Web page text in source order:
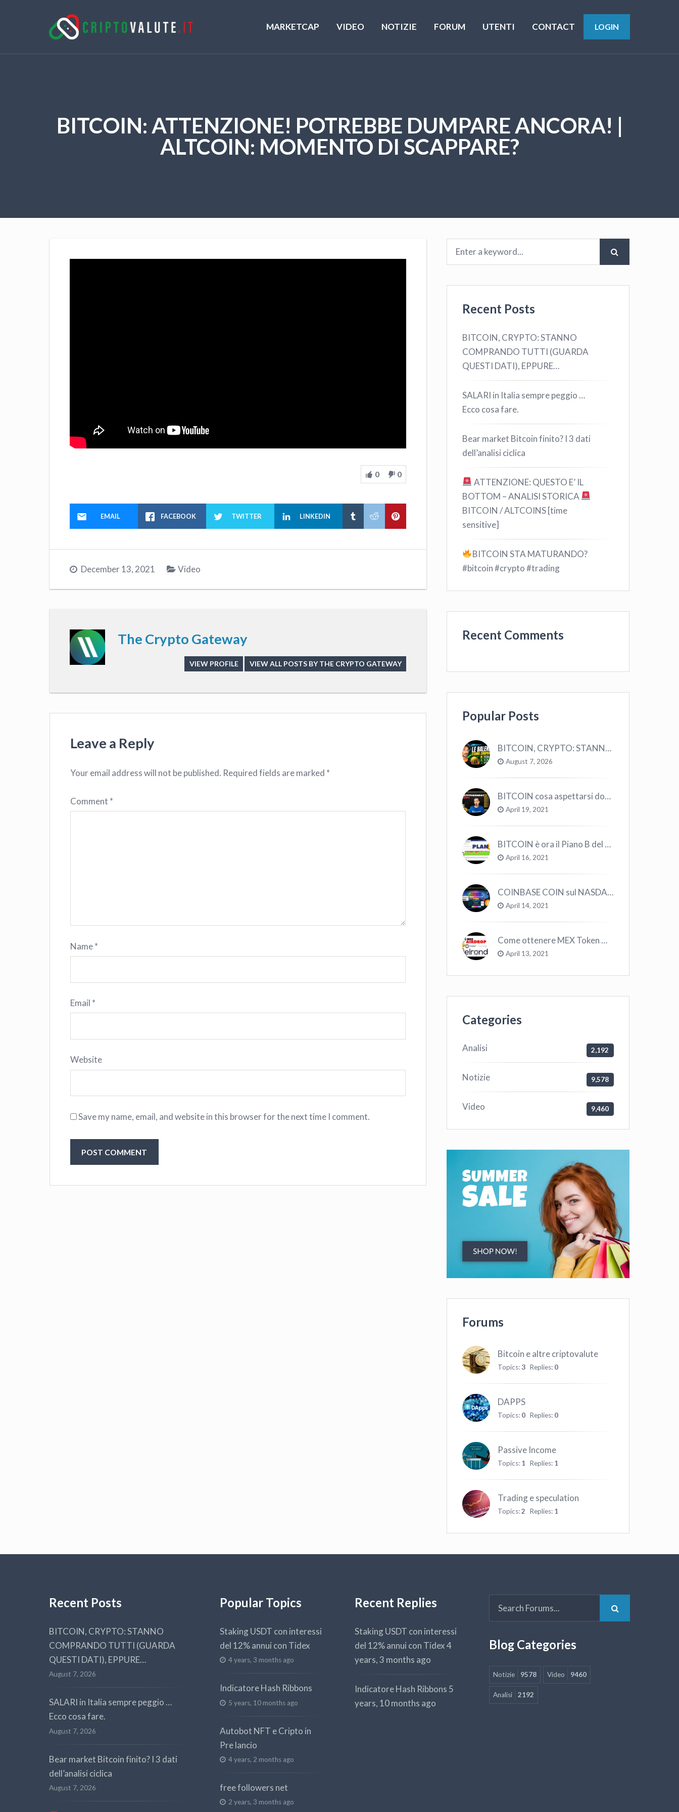
MARKETCAP VIDEO NOTIZIE FORUM UTENTI CONTACT LOGIN
BITCOIN: ATTENZIONE! POTREBBE DUMPARE ANCORA! |
ALTCOIN: MOMENTO DI SCAPPARE?
0 0
EMAIL FACEBOOK TWITTER LINKEDIN
December 13, 2021 Video
The Crypto Gateway
VIEW PROFILE VIEW ALL POSTS BY THE CRYPTO GATEWAY
Leave a Reply
Your email address will not be published. Required fields are marked *
Comment *
Name*
Email *
Website
Save my name, email, and website in this browser for the next time I comment.
Recent Posts
BITCOIN, CRYPTO: STANNO
COMPRANDO TUTTI (GUARDA
QUESTI DATI), EPPURE…
SALARI in Italia sempre peggio …
Ecco cosa fare.
Bear market Bitcoin finito? I 3 dati
dell’analisi ciclica
ATTENZIONE: QUESTO E’ IL
BOTTOM – ANALISI STORICA
BITCOIN / ALTCOINS [time
sensitive]
BITCOIN STA MATURANDO?
#bitcoin #crypto #trading
Recent Comments
Popular Posts
BITCOIN, CRYPTO: STANNO COMPRANDO TUTTI (GUARDA QUESTI DATI), EPPURE…
August 7, 2026
BITCOIN cosa aspettarsi dopo il “Crollo”? – CryptoMonday NEWS w16/’21
April 19, 2021
BITCOIN è ora il Piano B del Mondo
April 16, 2021
COINBASE COIN sul NASDAQ e le CRYPTO volano!
April 14, 2021
Come ottenere MEX Token GRATIS su Elrond ?
April 13, 2021
Categories
Analisi 2,192
Notizie 9,578
Video 9,460
Forums
Bitcoin e altre criptovalute
Topics:3 Replies: 0
DAPPS
Topics: 0 Replies: 0
Passive Income
Topics: 1 Replies: 1
Trading e speculation
Topics:2 Replies: 1
Recent Posts
BITCOIN, CRYPTO: STANNO
COMPRANDO TUTTI (GUARDA
QUESTI DATI), EPPURE…
August 7, 2026
SALARI in Italia sempre peggio …
Ecco cosa fare.
August 7, 2026
Bear market Bitcoin finito? I 3 dati
dell’analisi ciclica
August 7, 2026
Popular Topics
Staking USDT con interessi
del 12% annui con Tidex
4 years, 3 months ago
Indicatore Hash Ribbons
5 years, 10 months ago
Autobot NFT e Cripto in
Pre lancio
4 years, 2 months ago
free followers net
2 years, 3 months ago
Recent Replies
Staking USDT con interessi
del 12% annui con Tidex4
years, 3 months ago
Indicatore Hash Ribbons 5
years, 10 months ago
Blog Categories
Notizie 9578 Video 9460
Analisi 2192